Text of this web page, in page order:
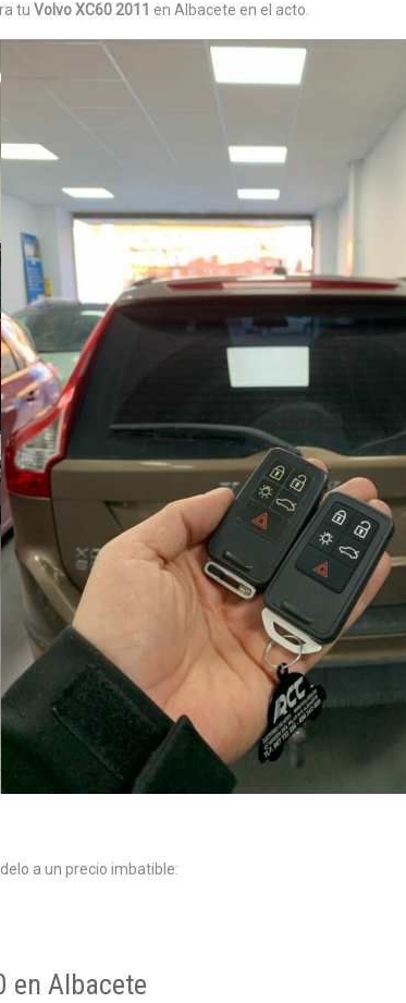
tu Volvo XC60 2011 en Albacete en el acto.
a un precio imbatible:
en Albacete